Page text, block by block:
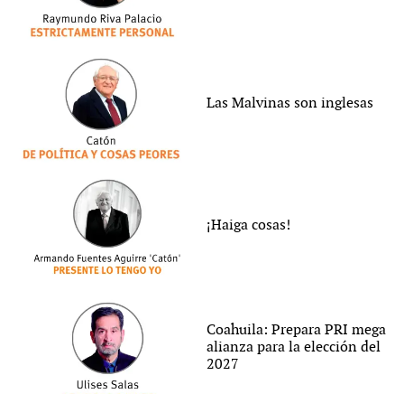
Las Malvinas son inglesas
¡Haiga cosas!
Coahuila: Prepara PRI mega
alianza para la elección del
2027